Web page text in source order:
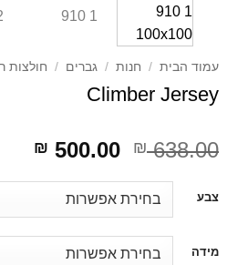
עמוד הבית / חנות / גברים / חולצות
Climber Jersey
₪638.00
דילוג
₪ 500.00
צבע
מידה
לתוכן